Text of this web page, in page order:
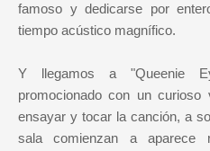
famoso y dedicarse por
tiempo acústico magnífico.
Y llegamos a "Queenie
promocionado con un
ensayar y tocar la canción, a
sala comienzan a aparece